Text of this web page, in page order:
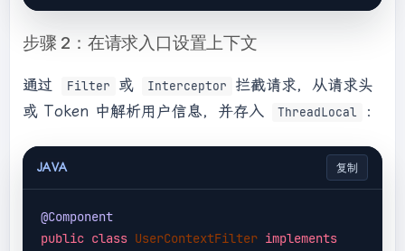
        USER_THREAD_LOCAL.
remove
步骤 2：在请求入口设置上下文
通过 Filter 或 Interceptor
拦截请求，从请求头
或 Token 中解析用户信息，并存入
ThreadLocal ：
JAVA 复制
@Component
public class UserContextFilter implements